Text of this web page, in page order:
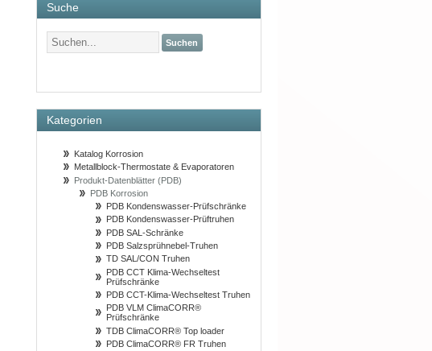
Suche
Suchen
Kategorien
Katalog Korrosion
Metallblock-Thermostate & Evaporatoren
Produkt-Datenblätter (PDB)
PDB Korrosion
PDB Kondenswasser-Prüfschränke
PDB Kondenswasser-Prüftruhen
PDB SAL-Schränke
PDB Salzsprühnebel-Truhen
TD SAL/CON Truhen
PDB CCT Klima-Wechseltest
Prüfschränke
PDB CCT-Klima-Wechseltest Truhen
PDB VLM ClimaCORR®
Prüfschränke
TDB ClimaCORR® Top loader
PDB ClimaCORR® FR Truhen